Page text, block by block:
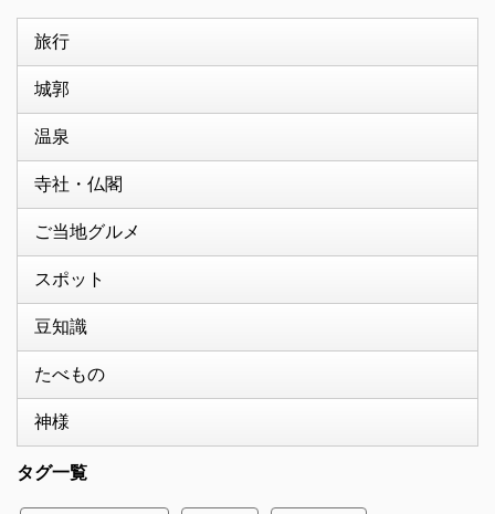
旅行
城郭
温泉
寺社・仏閣
ご当地グルメ
スポット
豆知識
たべもの
神様
タグ一覧